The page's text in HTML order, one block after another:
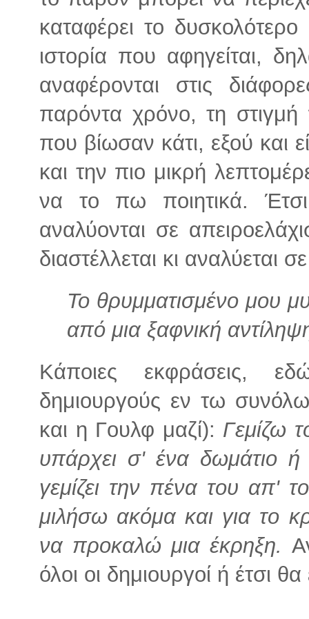
καταφέρει το
ιστορία που αφηγείται,
αναφέρονται στις
παρόντα χρόνο, τη
που βίωσαν κάτι, εξού και
και την πιο μικρή
να το πω ποιητικά. Έτσι
αναλύονται σε
διαστέλλεται κι αναλύεται
Το θρυμματισμένο μου
από μια ξαφνική
Κάποιες εκφράσεις,
δημιουργούς εν τω
και η Γουλφ μαζί): Γεμίζω
υπάρχει σ' ένα δωμάτιο
γεμίζει την πένα του απ'
μιλήσω ακόμα και για το
να προκαλώ μια έκρηξη.
όλοι οι δημιουργοί ή έτσι